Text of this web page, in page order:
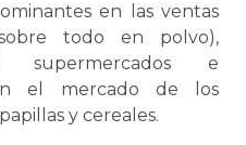
en las ventas
todo en polvo),
e
el mercado de los
y cereales.